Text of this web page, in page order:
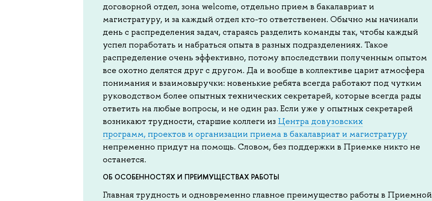
договорной отдел, зона welcome, отдельно прием в бакалавриат и
магистратуру, и за каждый отдел кто-то ответственен. Обычно мы начинали
день с распределения задач, стараясь разделить команды так, чтобы каждый
успел поработать и набраться опыта в разных подразделениях. Такое
распределение очень эффективно, потому впоследствии полученным опытом
все охотно делятся друг с другом. Да и вообще в коллективе царит атмосфера
понимания и взаимовыручки: новенькие ребята всегда работают под чутким
руководством более опытных технических секретарей, которые всегда рады
ответить на любые вопросы, и не один раз. Если уже у опытных секретарей
возникают трудности, старшие коллеги из Центра довузовских
программ, проектов и организации приема в бакалавриат и магистратуру
непременно придут на помощь. Словом, без поддержки в Приемке никто не
останется.
ОБ ОСОБЕННОСТЯХ И ПРЕИМУЩЕСТВАХ РАБОТЫ
Главная трудность и одновременно главное преимущество работы в Приемной